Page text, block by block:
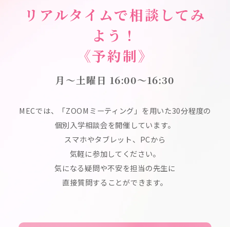
リアルタイムで相談してみ
よう！
《予約制》
月～土曜日 16:00〜16:30
MECでは、「ZOOMミーティング」を用いた30分程度の
個別入学相談会を開催しています。
スマホやタブレット、PCから
気軽に参加してください。
気になる疑問や不安を担当の先生に
直接質問することができます。